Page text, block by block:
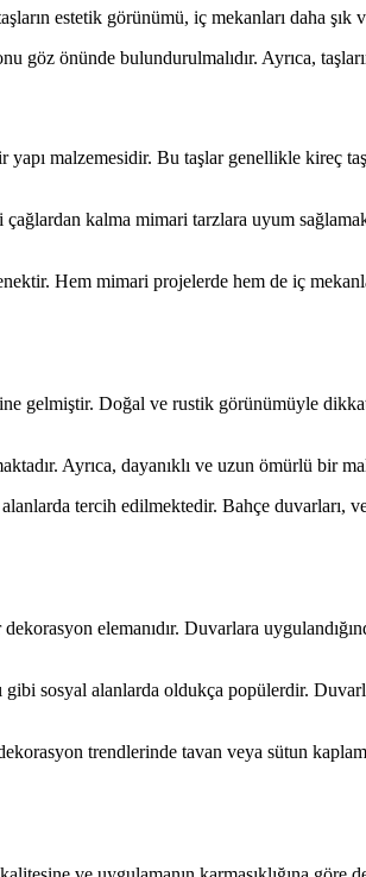
estetik görünümü, iç mekanları daha şık
göz önünde bulundurulmalıdır. Ayrıca,
malzemesidir. Bu taşlar genellikle kireç
kalma mimari tarzlara uyum
Hem mimari projelerde hem de iç
gelmiştir. Doğal ve rustik görünümüyle
Ayrıca, dayanıklı ve uzun ömürlü bir
tercih edilmektedir. Bahçe duvarları,
elemanıdır. Duvarlara
gibi sosyal alanlarda oldukça popülerdir.
trendlerinde tavan veya sütun